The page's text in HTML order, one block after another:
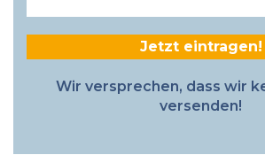
Adresse
*
Wir versprechen, dass wir
versenden!